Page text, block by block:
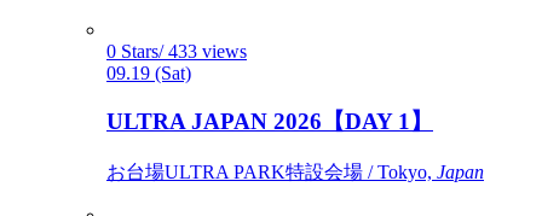
0 Stars/ 433 views
09.19 (Sat)
ULTRA JAPAN 2026【DAY 1】
お台場ULTRA PARK特設会場 / Tokyo, Japan